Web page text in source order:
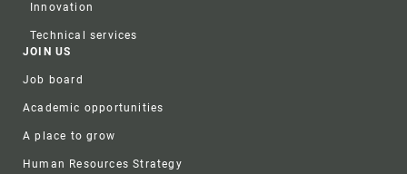
Innovation
Technical services
JOIN US
Job board
Academic opportunities
A place to grow
Human Resources Strategy